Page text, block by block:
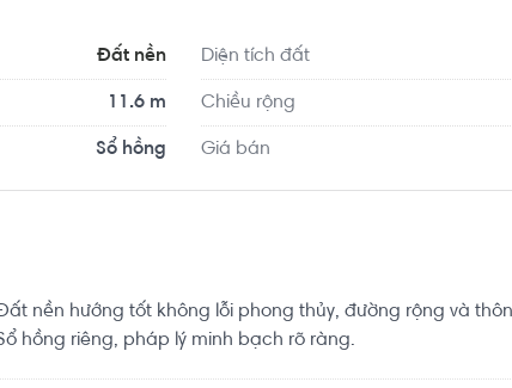
Đất nền Diện tích đất
11.6 m Chiều rộng
Sổ hồng Giá bán
nền hướng tốt không lỗi phong thủy, đường rộng và
hồng riêng, pháp lý minh bạch rõ ràng.